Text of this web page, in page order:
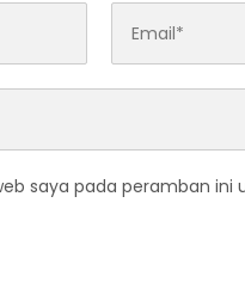
saya pada peramban ini